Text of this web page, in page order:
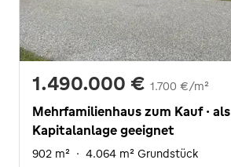
1.490.000 € 1.700 €/m²
Mehrfamilienhaus zum Kauf · als
Kapitalanlage geeignet
902 m² · 4.064 m² Grundstück